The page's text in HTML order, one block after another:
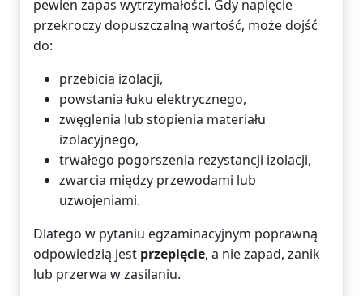
pewien zapas wytrzymałości. Gdy napięcie
przekroczy dopuszczalną wartość, może dojść
do:
przebicia izolacji,
powstania łuku elektrycznego,
zwęglenia lub stopienia materiału
izolacyjnego,
trwałego pogorszenia rezystancji izolacji,
zwarcia między przewodami lub
uzwojeniami.
Dlatego w pytaniu egzaminacyjnym poprawną
odpowiedzią jest przepięcie, a nie zapad, zanik
lub przerwa w zasilaniu.